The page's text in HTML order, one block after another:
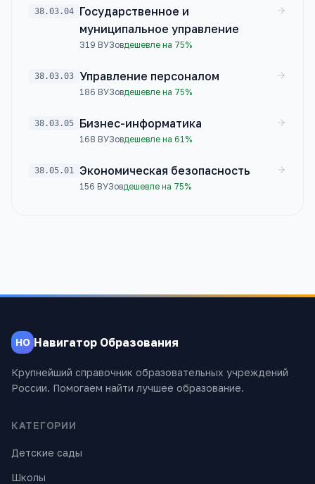
38.03.04
Государственное и
муниципальное управление
319 ВУЗовдешевле на 75%
38.03.03 Управление персоналом
186 ВУЗовдешевле на 75%
38.03.05 Бизнес-информатика
168 ВУЗовдешевле на 61%
38.05.01 Экономическая безопасность
156 ВУЗовдешевле на 75%
НО Навигатор Образования
Крупнейший справочник образовательных учреждений
России. Помогаем найти лучшее образование.
КАТЕГОРИИ
Детские сады
Школы